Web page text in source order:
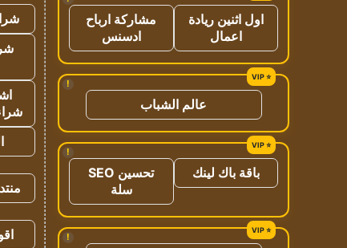
اول اثنين ريادة
اعمال
مشاركة ارباح
ادسنس
!
عالم الشباب
!
باقة باك لينك
تحسين SEO
سلة
!